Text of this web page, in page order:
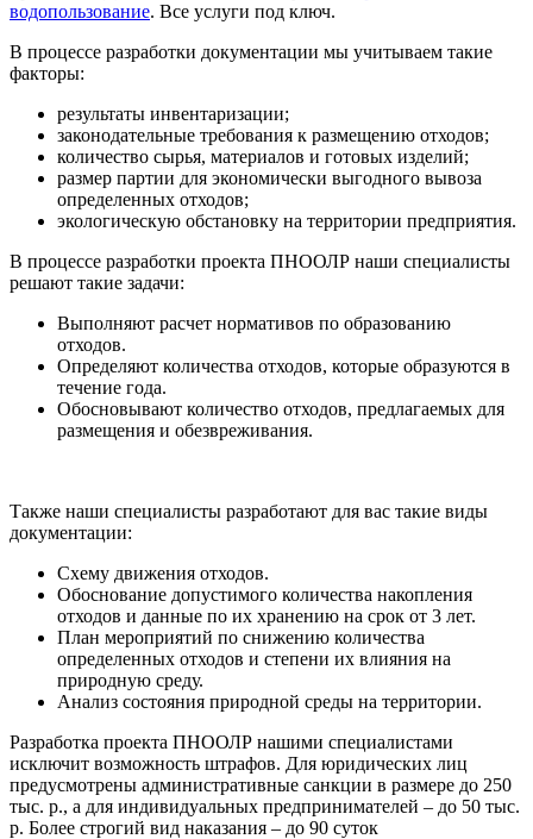
водопользование. Все услуги под ключ.
В процессе разработки документации мы учитываем такие
факторы:
результаты инвентаризации;
законодательные требования к размещению отходов;
количество сырья, материалов и готовых изделий;
размер партии для экономически выгодного вывоза
определенных отходов;
экологическую обстановку на территории предприятия.
В процессе разработки проекта ПНООЛР наши специалисты
решают такие задачи:
Выполняют расчет нормативов по образованию
отходов.
Определяют количества отходов, которые образуются в
течение года.
Обосновывают количество отходов, предлагаемых для
размещения и обезвреживания.
Также наши специалисты разработают для вас такие виды
документации:
Схему движения отходов.
Обоснование допустимого количества накопления
отходов и данные по их хранению на срок от 3 лет.
План мероприятий по снижению количества
определенных отходов и степени их влияния на
природную среду.
Анализ состояния природной среды на территории.
Разработка проекта ПНООЛР нашими специалистами
исключит возможность штрафов. Для юридических лиц
предусмотрены административные санкции в размере до 250
тыс. р., а для индивидуальных предпринимателей – до 50 тыс.
р. Более строгий вид наказания – до 90 суток